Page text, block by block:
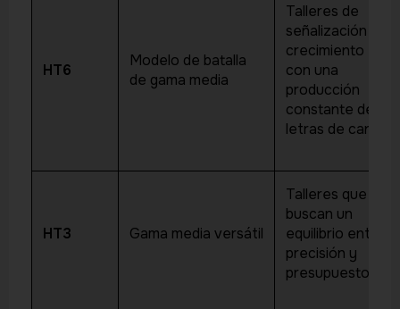
HT6
Modelo de batalla
de gama media
Talleres de
señalización en
crecimiento
con una
producción
constante de
letras de canal
HT3 Gama media versátil
Talleres que
buscan un
equilibrio entre
precisión y
presupuesto